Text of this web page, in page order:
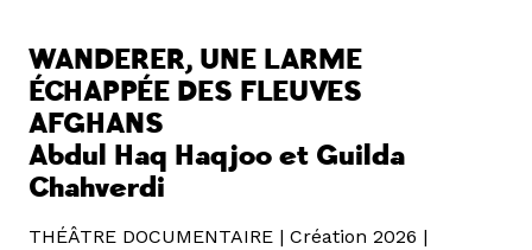
WANDERER, UNE LARME
ÉCHAPPÉE DES FLEUVES
AFGHANS
Abdul Haq Haqjoo et Guilda
Chahverdi
THÉÂTRE DOCUMENTAIRE | Création 2026 |